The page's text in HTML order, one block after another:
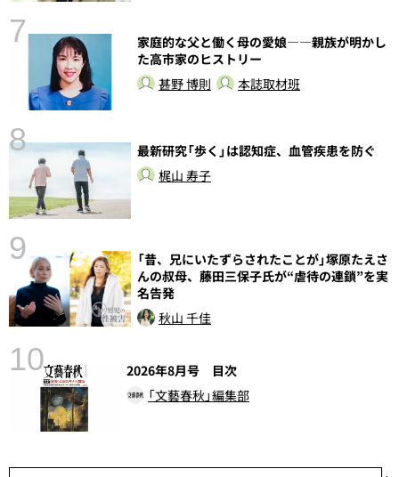
7
家庭的な父と働く母の愛娘――親族が明かし
た高市家のヒストリー
甚野 博則
本誌取材班
8
最新研究「歩く」は認知症、血管疾患を防ぐ
梶山 寿子
9
「昔、兄にいたずらされたことが」塚原たえさ
んの叔母、藤田三保子氏が“虐待の連鎖”を実
名告発
秋山 千佳
10
2026年8月号 目次
「文藝春秋」編集部